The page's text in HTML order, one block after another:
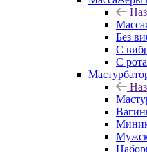
Без
С
С